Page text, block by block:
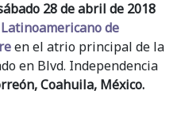
28 de abril de 2018
de
en el atrio principal de la
en Blvd. Independencia
Coahuila, México.